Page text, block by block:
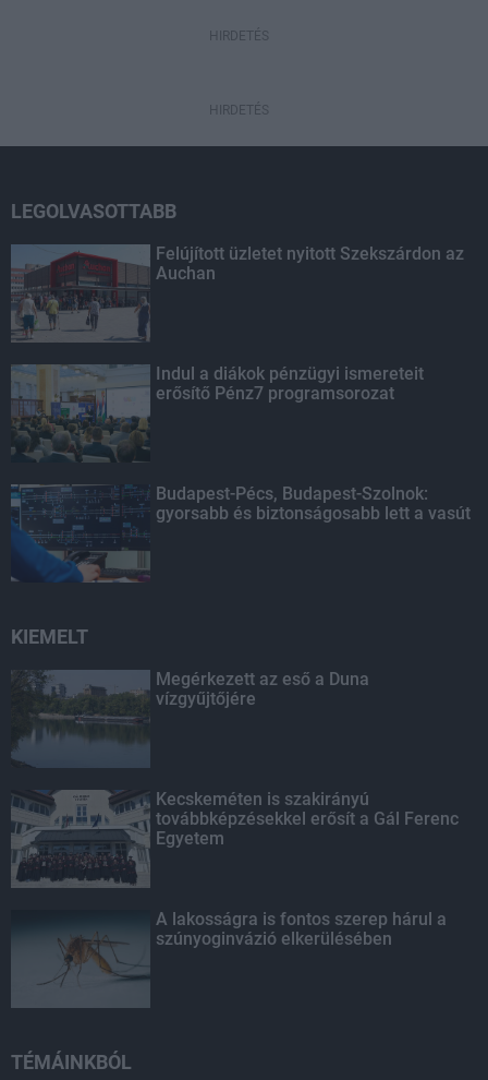
HIRDETÉS
HIRDETÉS
LEGOLVASOTTABB
Felújított üzletet nyitott Szekszárdon az
Auchan
Indul a diákok pénzügyi ismereteit
erősítő Pénz7 programsorozat
Budapest-Pécs, Budapest-Szolnok:
gyorsabb és biztonságosabb lett a vasút
KIEMELT
Megérkezett az eső a Duna
vízgyűjtőjére
Kecskeméten is szakirányú
továbbképzésekkel erősít a Gál Ferenc
Egyetem
A lakosságra is fontos szerep hárul a
szúnyoginvázió elkerülésében
TÉMÁINKBÓL